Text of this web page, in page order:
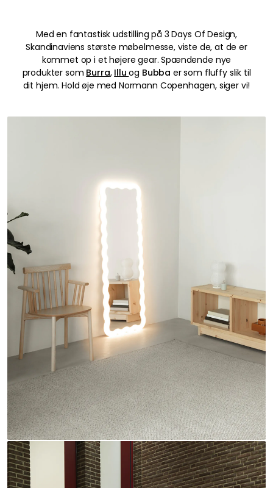
Med en fantastisk udstilling på 3 Days Of Design,
Skandinaviens største møbelmesse, viste de, at de er
kommet op i et højere gear. Spændende nye
produkter som Burra, Illuog Bubba er som fluffy slik til
dit hjem. Hold øje med Normann Copenhagen, siger vi!